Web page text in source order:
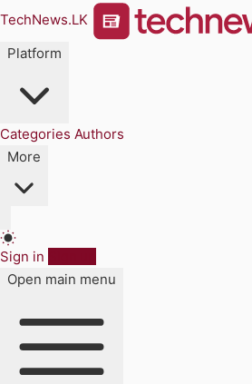
TechNews.LK
Platform
Categories Authors
More
Sign in
Open main menu